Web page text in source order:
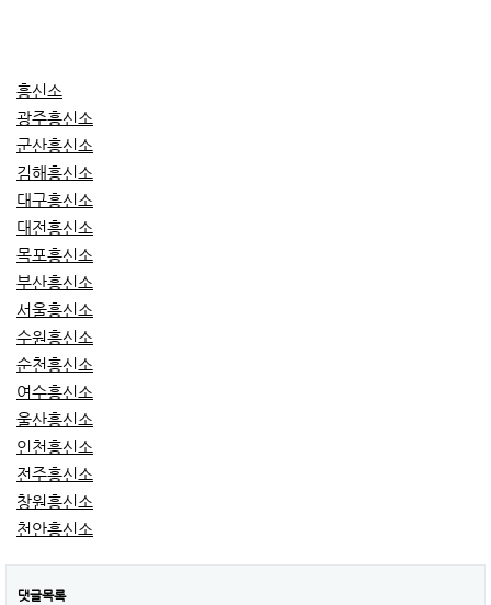
흥신소
광주흥신소
군산흥신소
김해흥신소
대구흥신소
대전흥신소
목포흥신소
부산흥신소
서울흥신소
수원흥신소
순천흥신소
여수흥신소
울산흥신소
인천흥신소
전주흥신소
창원흥신소
천안흥신소
댓글목록